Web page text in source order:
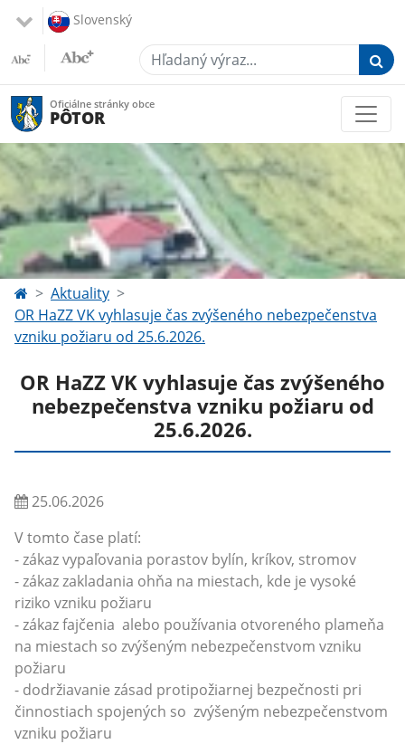
Slovenský
Hľadaný výraz...
Oficiálne stránky obce
PÔTOR
Aktuality
OR HaZZ VK vyhlasuje čas zvýšeného nebezpečenstva
vzniku požiaru od 25.6.2026.
OR HaZZ VK vyhlasuje čas zvýšeného
nebezpečenstva vzniku požiaru od
25.6.2026.
25.06.2026
V tomto čase platí:
- zákaz vypaľovania porastov bylín, kríkov, stromov
- zákaz zakladania ohňa na miestach, kde je vysoké
riziko vzniku požiaru
- zákaz fajčenia alebo používania otvoreného plameňa
na miestach so zvýšeným nebezpečenstvom vzniku
požiaru
- dodržiavanie zásad protipožiarnej bezpečnosti pri
činnostiach spojených so zvýšeným nebezpečenstvom
vzniku požiaru